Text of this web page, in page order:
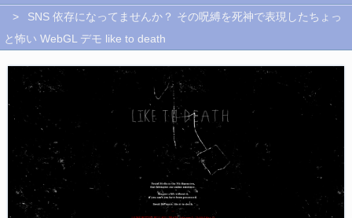
SNS 依存になってませんか？ その呪縛を死神で表現したちょっ
と怖い WebGL デモ like to death